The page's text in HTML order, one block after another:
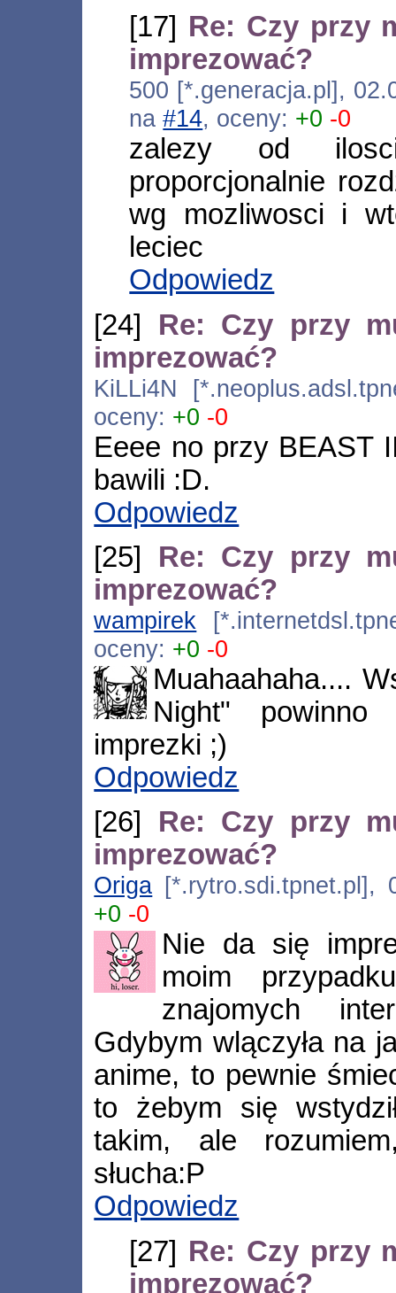
[17] Re: Czy przy
imprezować?
500 [*.generacja.pl],
na#14, oceny: +0 -0
zalezy od
proporcjonalnie
wg mozliwosci i
leciec
Odpowiedz
[24] Re: Czy przy
imprezować?
KiLLi4N
oceny: +0 -0
Eeee no przy BEAST
bawili :D.
Odpowiedz
[25] Re: Czy przy
imprezować?
wampirek
oceny: +0 -0
Muahaahaha....
Night" powinno
imprezki ;)
Odpowiedz
[26] Re: Czy przy
imprezować?
Origa [*.rytro.sdi.tpnet.pl],
+0 -0
Nie da się
moim
znajomych
Gdybym wlączyła na
anime, to pewnie
to żebym się
takim, ale
słucha:P
Odpowiedz
[27] Re: Czy przy
imprezować?